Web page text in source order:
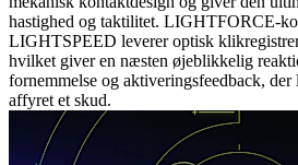
hastighed og taktilitet. LIGHTFORCE-
LIGHTSPEED leverer optisk
hvilket giver en næsten øjeblikkelig
fornemmelse og aktiveringsfeedback,
affyret et skud.